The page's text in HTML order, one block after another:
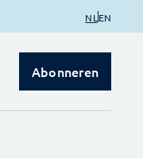
NL EN
Abonneren